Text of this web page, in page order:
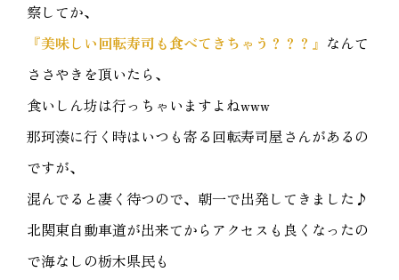
察してか、
『美味しい回転寿司も食べてきちゃう？？？』 なんて
ささやきを頂いたら、
食いしん坊は行っちゃいますよねwww
那珂湊に行く時はいつも寄る回転寿司屋さんがあるの
ですが、
混んでると凄く待つので、朝一で出発してきました♪
北関東自動車道が出来てからアクセスも良くなったの
で海なしの栃木県民も